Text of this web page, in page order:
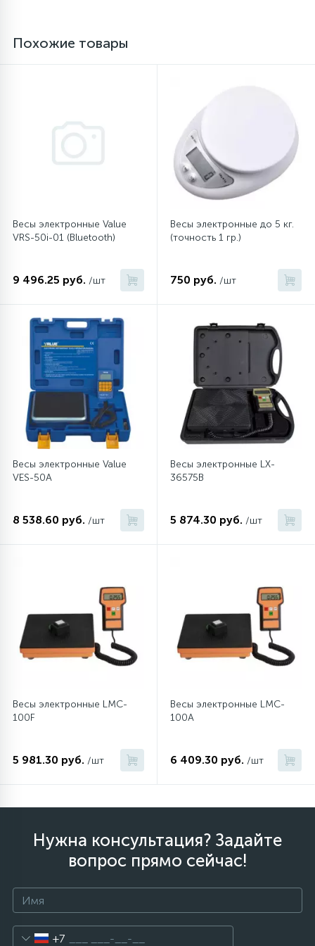
Сливные фильтры
Стекла люка
15
Таходатчики
ТЭНы (нагревательные элементы)
Улитки помп
Шкивы барабана
Шланги залива
Шланги слива
30
Похожие товары
Весы электронные Value
VRS-50i-01 (Bluetooth)
9 496.25 руб. /шт
Весы электронные до 5 кг.
(точность 1 гр.)
750 руб. /шт
Весы электронные Value
VES-50A
8 538.60 руб. /шт
Весы электронные LX-
36575B
5 874.30 руб. /шт
Весы электронные LMC-
100F
5 981.30 руб. /шт
Весы электронные LMC-
100A
6 409.30 руб. /шт
Нужна консультация? Задайте
вопрос прямо сейчас!
+7